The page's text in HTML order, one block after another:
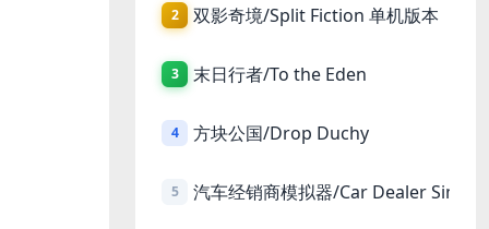
2 双影奇境/Split Fiction 单机版本
3 末日行者/To the Eden
4 方块公国/Drop Duchy
5 汽车经销商模拟器/Car Dealer